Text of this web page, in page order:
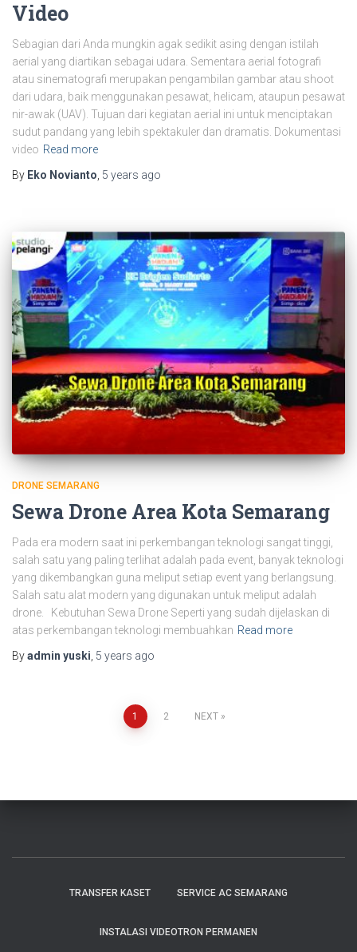
Video
Sebagian dari Anda mungkin agak sedikit asing dengan istilah
aerial yang diartikan sebagai udara. Sementara aerial fotografi
atau sinematografi merupakan pengambilan gambar atau shoot
dari udara, baik menggunakan pesawat, helicam, ataupun pesawat
nir-awak (UAV). Tujuan dari kegiatan aerial ini untuk menciptakan
sudut pandang yang lebih spektakuler dan dramatis. Dokumentasi
video Read more
By Eko Novianto 5 years ago
DRONE SEMARANG
Sewa Drone Area Kota Semarang
Pada era modern saat ini perkembangan teknologi sangat tinggi,
salah satu yang paling terlihat adalah pada event, banyak teknologi
yang dikembangkan guna meliput setiap event yang berlangsung.
Salah satu alat modern yang digunakan untuk meliput adalah
drone. Kebutuhan Sewa Drone Seperti yang sudah dijelaskan di
atas perkembangan teknologi membuahkan Read more
Byadmin yuski 5 years ago
1 2 NEXT
TRANSFER KASET SERVICE AC SEMARANG
INSTALASI VIDEOTRON PERMANEN